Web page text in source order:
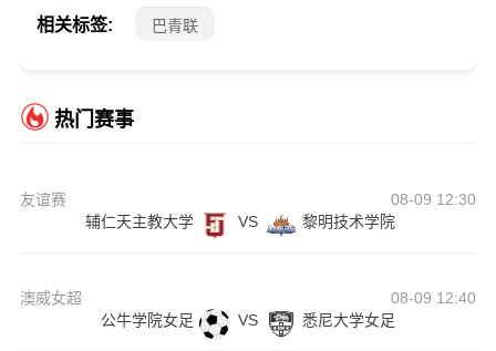
相关标签: 巴青联
热门赛事
友谊赛
08-09 12:30
辅仁天主教大学
VS 黎明技术学院
澳威女超
08-09 12:40
公牛学院女足
VS 悉尼大学女足